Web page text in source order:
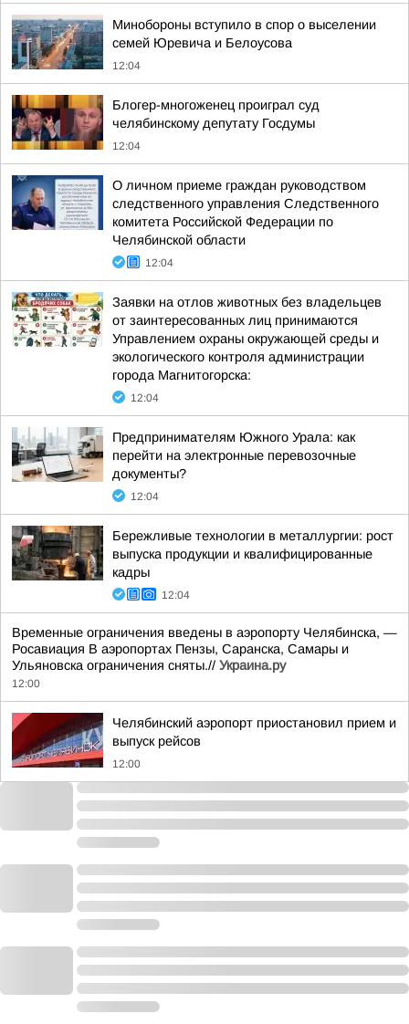
Минобороны вступило в спор о выселении
семей Юревича и Белоусова
12:04
Блогер-многоженец проиграл суд
челябинскому депутату Госдумы
12:04
О личном приеме граждан руководством
следственного управления Следственного
комитета Российской Федерации по
Челябинской области
12:04
Заявки на отлов животных без владельцев
от заинтересованных лиц принимаются
Управлением охраны окружающей среды и
экологического контроля администрации
города Магнитогорска:
12:04
Предпринимателям Южного Урала: как
перейти на электронные перевозочные
документы?
12:04
Бережливые технологии в металлургии: рост
выпуска продукции и квалифицированные
кадры
12:04
Временные ограничения введены в аэропорту Челябинска, —
Росавиация В аэропортах Пензы, Саранска, Самары и
Ульяновска ограничения сняты.// Украина.ру
12:00
Челябинский аэропорт приостановил прием и
выпуск рейсов
12:00